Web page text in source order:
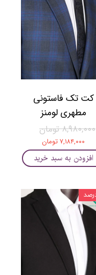
کت تک فاستونی
مطهری لومنز
۸,۹۸۰,۰۰۰ تومان
۷,۱۸۴,۰۰۰ تومان
افزودن به سبد خرید